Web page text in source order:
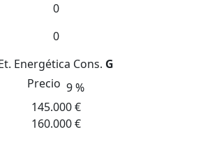
0
0
Energética Cons. G
Precio 9 %
145.000 €
160.000 €